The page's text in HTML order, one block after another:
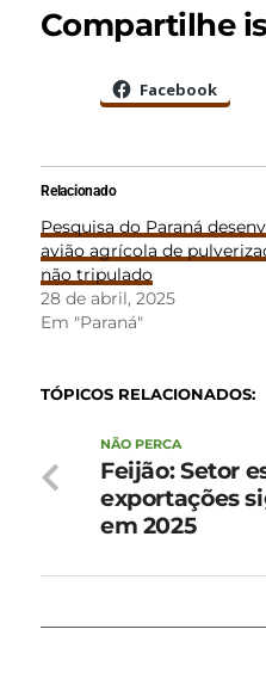
Compartilhe
Facebook
Relacionado
Pesquisa do Paraná
avião agrícola de
não tripulado
28 de abril, 2025
Em "Paraná"
TÓPICOS RELACIONADOS:
NÃO PERCA
Feijão: Setor
exportações
em 2025